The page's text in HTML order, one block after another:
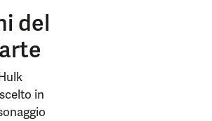
del
in